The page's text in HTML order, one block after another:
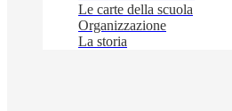
Le carte della scuola
Organizzazione
La storia